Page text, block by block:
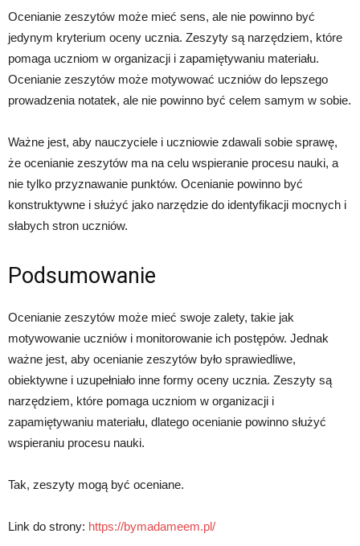
Ocenianie zeszytów może mieć sens, ale nie powinno być
jedynym kryterium oceny ucznia. Zeszyty są narzędziem, które
pomaga uczniom w organizacji i zapamiętywaniu materiału.
Ocenianie zeszytów może motywować uczniów do lepszego
prowadzenia notatek, ale nie powinno być celem samym w sobie.
Ważne jest, aby nauczyciele i uczniowie zdawali sobie sprawę,
że ocenianie zeszytów ma na celu wspieranie procesu nauki, a
nie tylko przyznawanie punktów. Ocenianie powinno być
konstruktywne i służyć jako narzędzie do identyfikacji mocnych i
słabych stron uczniów.
Podsumowanie
Ocenianie zeszytów może mieć swoje zalety, takie jak
motywowanie uczniów i monitorowanie ich postępów. Jednak
ważne jest, aby ocenianie zeszytów było sprawiedliwe,
obiektywne i uzupełniało inne formy oceny ucznia. Zeszyty są
narzędziem, które pomaga uczniom w organizacji i
zapamiętywaniu materiału, dlatego ocenianie powinno służyć
wspieraniu procesu nauki.
Tak, zeszyty mogą być oceniane.
Link do strony: https://bymadameem.pl/